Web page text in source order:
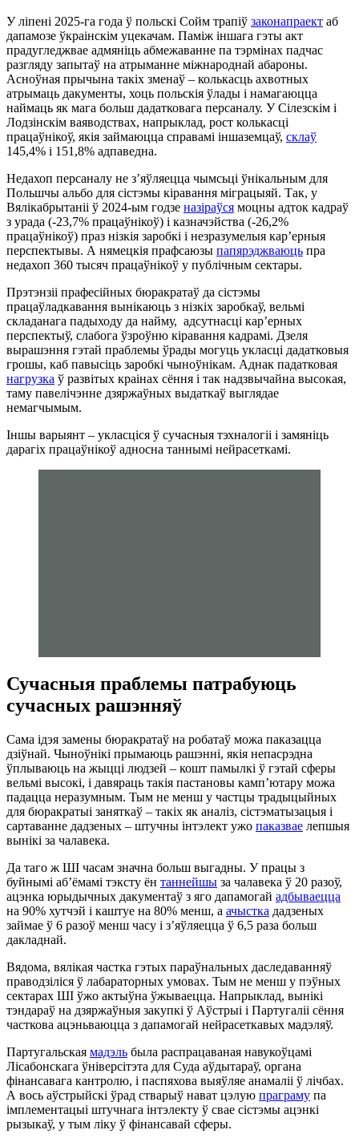
У ліпені 2025-га года ў польскі Сойм трапіў законапраект аб
дапамозе ўкраінскім уцекачам. Паміж іншага гэты акт
прадугледжвае адмяніць абмежаванне па тэрмінах падчас
разгляду запытаў на атрыманне міжнароднай абароны.
Асноўная прычына такіх зменаў – колькасць ахвотных
атрымаць дакументы, хоць польскія ўлады і намагаюцца
наймаць як мага больш дадатковага персаналу. У Сілезскім і
Лодзінскім ваяводствах, напрыклад, рост колькасці
працаўнікоў, якія займаюцца справамі іншаземцаў, склаў
145,4% і 151,8% адпаведна.
Недахоп персаналу не з’яўляецца чымсьці ўнікальным для
Польшчы альбо для сістэмы кіравання міграцыяй. Так, у
Вялікабрытаніі ў 2024-ым годзе назіраўся моцны адток кадраў
з урада (-23,7% працаўнікоў) і казначэйства (-26,2%
працаўнікоў) праз нізкія заробкі і незразумелыя кар’ерныя
перспектывы. А нямецкія прафсаюзы папярэджваюць пра
недахоп 360 тысяч працаўнікоў у публічным сектары.
Прэтэнзіі прафесійных бюракратаў да сістэмы
працаўладкавання вынікаюць з нізкіх заробкаў, вельмі
складанага падыходу да найму, адсутнасці кар’ерных
перспектыў, слабога ўзроўню кіравання кадрамі. Дзеля
вырашэння гэтай праблемы ўрады могуць укласці дадатковыя
грошы, каб павысіць заробкі чыноўнікам. Аднак падатковая
нагрузка ў развітых краінах сёння і так надзвычайна высокая,
таму павелічэнне дзяржаўных выдаткаў выглядае
немагчымым.
Іншы варыянт – укласціся ў сучасныя тэхналогіі і замяніць
дарагіх працаўнікоў адносна таннымі нейрасеткамі.
Сучасныя праблемы патрабуюць
сучасных рашэнняў
Сама ідэя замены бюракратаў на робатаў можа паказацца
дзіўнай. Чыноўнікі прымаюць рашэнні, якія непасрэдна
ўплываюць на жыцці людзей – кошт памылкі ў гэтай сферы
вельмі высокі, і давяраць такія пастановы камп’ютару можа
падацца неразумным. Тым не менш у частцы традыцыйных
для бюракратыі заняткаў – такіх як аналіз, сістэматызацыя і
сартаванне дадзеных – штучны інтэлект ужо паказвае лепшыя
вынікі за чалавека.
Да таго ж ШІ часам значна больш выгадны. У працы з
буйнымі аб’ёмамі тэксту ён таннейшы за чалавека ў 20 разоў,
ацэнка юрыдычных дакументаў з яго дапамогай адбываецца
на 90% хутчэй і каштуе на 80% менш, а ачыстка дадзеных
займае ў 6 разоў менш часу і з’яўляецца ў 6,5 раза больш
дакладнай.
Вядома, вялікая частка гэтых параўнальных даследаванняў
праводзіліся ў лабараторных умовах. Тым не менш у пэўных
сектарах ШІ ўжо актыўна ўжываецца. Напрыклад, вынікі
тэндараў на дзяржаўныя закупкі ў Аўстрыі і Партугаліі сёння
часткова ацэньваюцца з дапамогай нейрасеткавых мадэляў.
Партугальская мадэль была распрацаваная навукоўцамі
Лісабонскага ўніверсітэта для Суда аўдытараў, органа
фінансавага кантролю, і паспяхова выяўляе анамаліі ў лічбах.
А вось аўстрыйскі ўрад стварыў нават цэлую праграму па
імплементацыі штучнага інтэлекту ў свае сістэмы ацэнкі
рызыкаў, у тым ліку ў фінансавай сферы.